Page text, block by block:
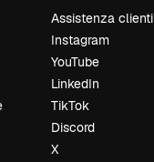
Assistenza clienti
Instagram
YouTube
LinkedIn
TikTok
Discord
X